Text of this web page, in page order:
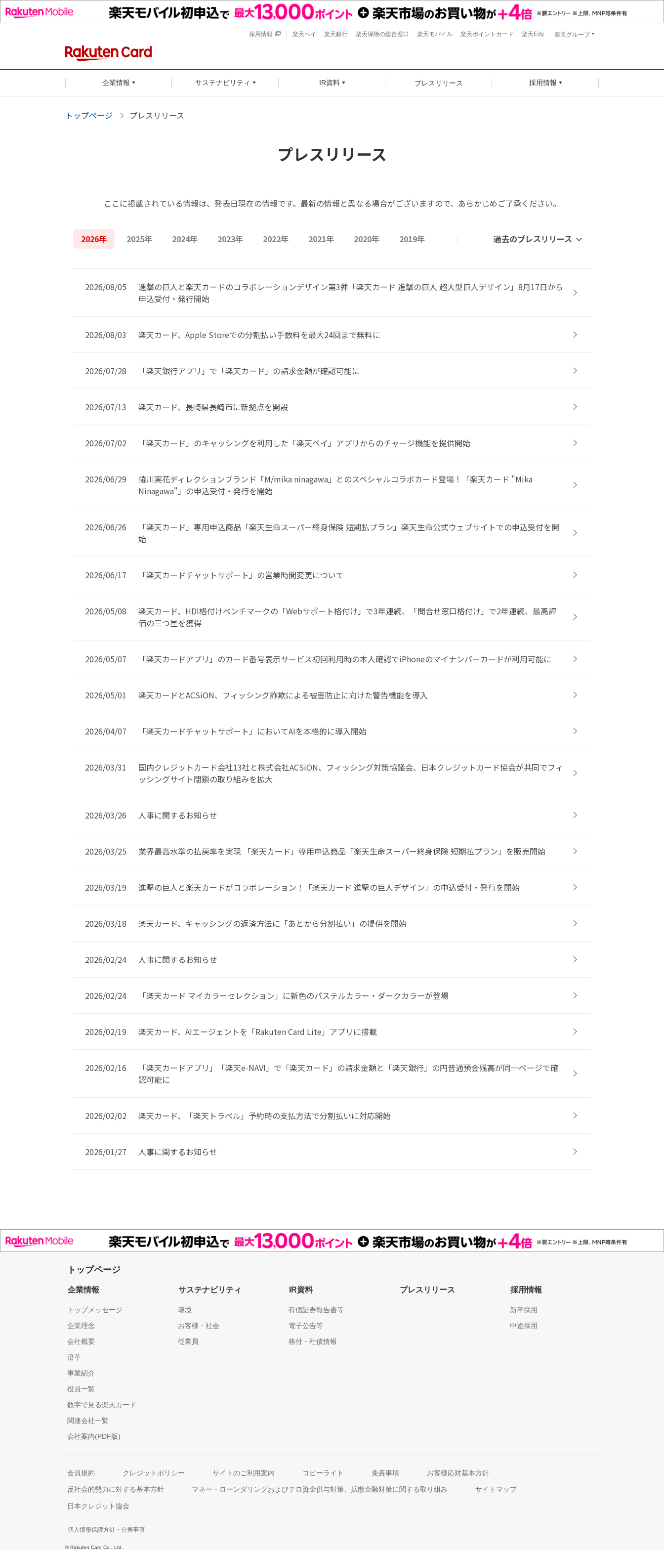
採用情報 楽天ペイ 楽天銀行 楽天保険の総合窓口 楽天モバイル 楽天ポイントカード 楽天Edy 楽天グループ
企業情報 サステナビリティ IR資料 プレスリリース 採用情報
トップページ プレスリリース
プレスリリース
ここに掲載されている情報は、発表日現在の情報です。最新の情報と異なる場合がございますので、あらかじめご了承ください。
2026年 2025年 2024年 2023年 2022年 2021年 2020年 2019年 過去のプレスリリース
2026/08/05
進撃の巨人と楽天カードのコラボレーションデザイン第3弾「楽天カード 進撃の巨人 超大型巨人デザイン」8月17日から
申込受付・発行開始
2026/08/03 楽天カード、Apple Storeでの分割払い手数料を最大24回まで無料に
2026/07/28 「楽天銀行アプリ」で「楽天カード」の請求金額が確認可能に
2026/07/13 楽天カード、長崎県長崎市に新拠点を開設
2026/07/02 「楽天カード」のキャッシングを利用した「楽天ペイ」アプリからのチャージ機能を提供開始
2026/06/29
蜷川実花ディレクションブランド「M/mika ninagawa」とのスペシャルコラボカード登場！「楽天カード "Mika
Ninagawa"」の申込受付・発行を開始
2026/06/26
「楽天カード」専用申込商品「楽天生命スーパー終身保険 短期払プラン」楽天生命公式ウェブサイトでの申込受付を開
始
2026/06/17 「楽天カードチャットサポート」の営業時間変更について
2026/05/08
楽天カード、HDI格付けベンチマークの「Webサポート格付け」で3年連続、「問合せ窓口格付け」で2年連続、最高評
価の三つ星を獲得
2026/05/07 「楽天カードアプリ」のカード番号表示サービス初回利用時の本人確認でiPhoneのマイナンバーカードが利用可能に
2026/05/01 楽天カードとACSiON、フィッシング詐欺による被害防止に向けた警告機能を導入
2026/04/07 「楽天カードチャットサポート」においてAIを本格的に導入開始
2026/03/31
国内クレジットカード会社13社と株式会社ACSiON、フィッシング対策協議会、日本クレジットカード協会が共同でフィ
ッシングサイト閉鎖の取り組みを拡大
2026/03/26 人事に関するお知らせ
2026/03/25 業界最高水準の払戻率を実現 「楽天カード」専用申込商品「楽天生命スーパー終身保険 短期払プラン」を販売開始
2026/03/19 進撃の巨人と楽天カードがコラボレーション！「楽天カード 進撃の巨人デザイン」の申込受付・発行を開始
2026/03/18 楽天カード、キャッシングの返済方法に「あとから分割払い」の提供を開始
2026/02/24 人事に関するお知らせ
2026/02/24 「楽天カード マイカラーセレクション」に新色のパステルカラー・ダークカラーが登場
2026/02/19 楽天カード、AIエージェントを「Rakuten Card Lite」アプリに搭載
2026/02/16
「楽天カードアプリ」「楽天e-NAVI」で「楽天カード」の請求金額と「楽天銀行」の円普通預金残高が同一ページで確
認可能に
2026/02/02 楽天カード、「楽天トラベル」予約時の支払方法で分割払いに対応開始
2026/01/27 人事に関するお知らせ
トップページ
企業情報
トップメッセージ
企業理念
会社概要
沿革
事業紹介
役員一覧
数字で見る楽天カード
関連会社一覧
会社案内(PDF版)
サステナビリティ
環境
お客様・社会
従業員
IR資料
有価証券報告書等
電子公告等
格付・社債情報
プレスリリース 採用情報
新卒採用
中途採用
会員規約 クレジットポリシー サイトのご利用案内 コピーライト 免責事項 お客様応対基本方針
反社会的勢力に対する基本方針 マネー・ローンダリングおよびテロ資金供与対策、拡散金融対策に関する取り組み サイトマップ
日本クレジット協会
個人情報保護方針・公表事項
© Rakuten Card Co., Ltd.